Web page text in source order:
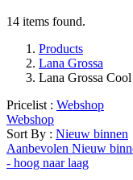
14 items found.
Products
Lana Grossa
Lana Grossa
Pricelist : Webshop
Webshop
Sort By : Nieuw binnen
Aanbevolen Nieuw
- hoog naar laag